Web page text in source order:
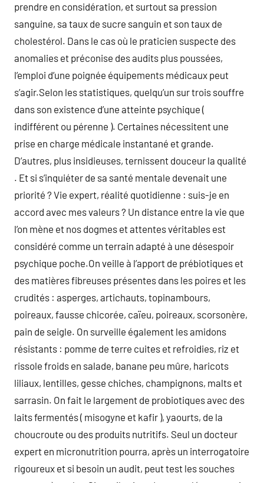
prendre en considération, et surtout sa pression
sanguine, sa taux de sucre sanguin et son taux de
cholestérol. Dans le cas où le praticien suspecte des
anomalies et préconise des audits plus poussées,
l’emploi d’une poignée équipements médicaux peut
s’agir.Selon les statistiques, quelqu’un sur trois souffre
dans son existence d’une atteinte psychique (
indifférent ou pérenne ). Certaines nécessitent une
prise en charge médicale instantané et grande.
D’autres, plus insidieuses, ternissent douceur la qualité
. Et si s’inquiéter de sa santé mentale devenait une
priorité ? Vie expert, réalité quotidienne : suis-je en
accord avec mes valeurs ? Un distance entre la vie que
l’on mène et nos dogmes et attentes véritables est
considéré comme un terrain adapté à une désespoir
psychique poche.On veille à l’apport de prébiotiques et
des matières fibreuses présentes dans les poires et les
crudités : asperges, artichauts, topinambours,
poireaux, fausse chicorée, caïeu, poireaux, scorsonère,
pain de seigle. On surveille également les amidons
résistants : pomme de terre cuites et refroidies, riz et
rissole froids en salade, banane peu mûre, haricots
liliaux, lentilles, gesse chiches, champignons, malts et
sarrasin. On fait le largement de probiotiques avec des
laits fermentés ( misogyne et kafir ), yaourts, de la
choucroute ou des produits nutritifs. Seul un docteur
expert en micronutrition pourra, après un interrogatoire
rigoureux et si besoin un audit, peut test les souches